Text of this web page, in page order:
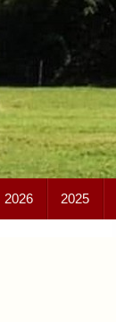
2026 2025